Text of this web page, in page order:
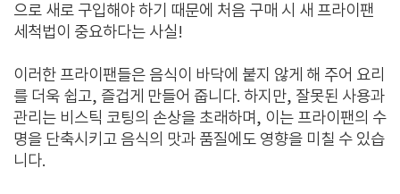
으로 새로 구입해야 하기 때문에 처음 구매 시 새 프라이팬
세척법이 중요하다는 사실!
이러한 프라이팬들은 음식이 바닥에 붙지 않게 해 주어 요리
를 더욱 쉽고, 즐겁게 만들어 줍니다. 하지만, 잘못된 사용과
관리는 비스틱 코팅의 손상을 초래하며, 이는 프라이팬의 수
명을 단축시키고 음식의 맛과 품질에도 영향을 미칠 수 있습
니다.